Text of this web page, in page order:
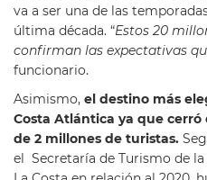
va a ser una de las
última década. “Estos 20
confirman las expectativas
funcionario.
Asimismo, el destino más
Costa Atlántica ya que cerró
de 2 millones de turistas.
el Secretaría de Turismo de